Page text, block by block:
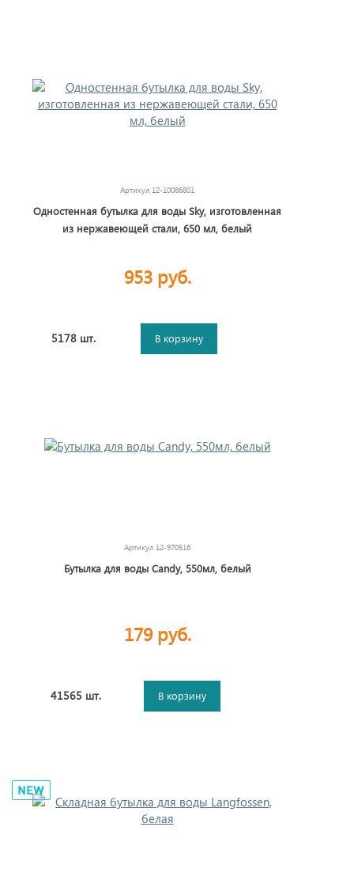
Артикул 12-10086801
Одностенная бутылка для воды Sky, изготовленная
из нержавеющей стали, 650 мл, белый
953 руб.
5178 шт. В корзину
Артикул 12-970516
Бутылка для воды Candy, 550мл, белый
179 руб.
41565 шт. В корзину